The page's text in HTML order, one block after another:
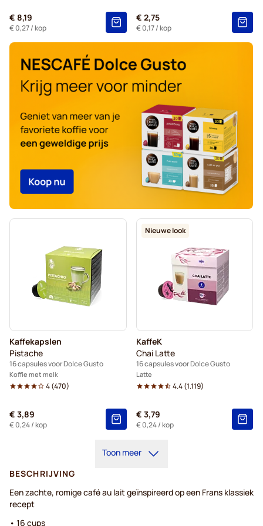
Starbucks® - Capsules voor Dolce Gusto
Kaffekapslen - Koffiecapsules voor Dolce Gusto
Starbucks® Grande - Koffiecapsules voor Dolce Gusto
€ 8,19
€ 0,27/ kop
€ 2,75
€ 0,17/ kop
Kaffekapslen
Pistache
16 capsules voor Dolce Gusto
Koffie met melk
4(470)
€ 3,89
€ 0,24/ kop
Nieuwe look
KaffeK
Chai Latte
16 capsules voor Dolce Gusto
Latte
4.4(1.119)
€ 3,79
€ 0,24/ kop
Toon meer
BESCHRIJVING
Een zachte, romige café au lait geïnspireerd op een Frans klassiek
recept
• 16 cups